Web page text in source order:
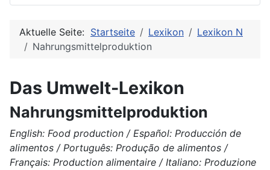
Aktuelle Seite: Startseite Lexikon
Lexikon N
Nahrungsmittelproduktion
Das Umwelt-Lexikon
Nahrungsmittelproduktion
English: Food production / Español: Producción de
alimentos / Português: Produção de alimentos /
Français: Production alimentaire / Italiano: Produzione